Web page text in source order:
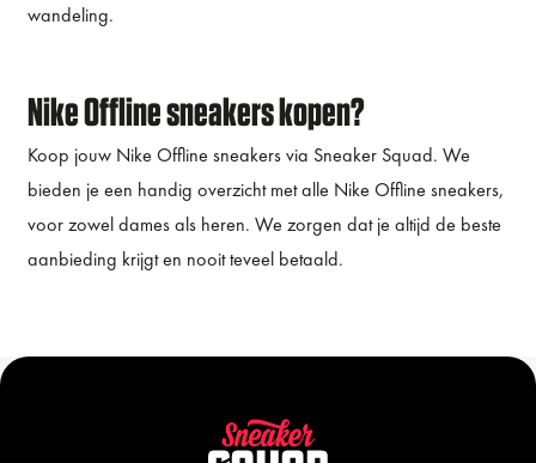
wandeling.
Nike Offline sneakers kopen?
Koop jouw Nike Offline sneakers via Sneaker Squad. We
bieden je een handig overzicht met alle Nike Offline sneakers,
voor zowel dames als heren. We zorgen dat je altijd de beste
aanbieding krijgt en nooit teveel betaald.